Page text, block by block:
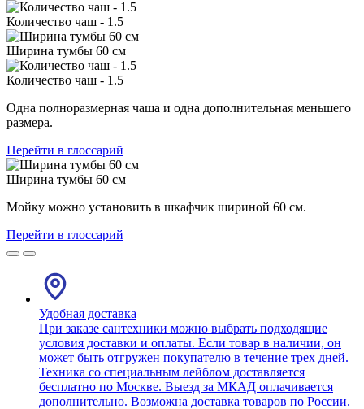
Количество чаш - 1.5
Ширина тумбы 60 см
Количество чаш - 1.5
Одна полноразмерная чаша и одна дополнительная меньшего
размера.
Перейти в глоссарий
Ширина тумбы 60 см
Мойку можно установить в шкафчик шириной 60 см.
Перейти в глоссарий
Удобная доставка
При заказе сантехники можно выбрать подходящие
условия доставки и оплаты. Если товар в наличии, он
может быть отгружен покупателю в течение трех дней.
Техника со специальным лейблом доставляется
бесплатно по Москве. Выезд за МКАД оплачивается
дополнительно. Возможна доставка товаров по России.